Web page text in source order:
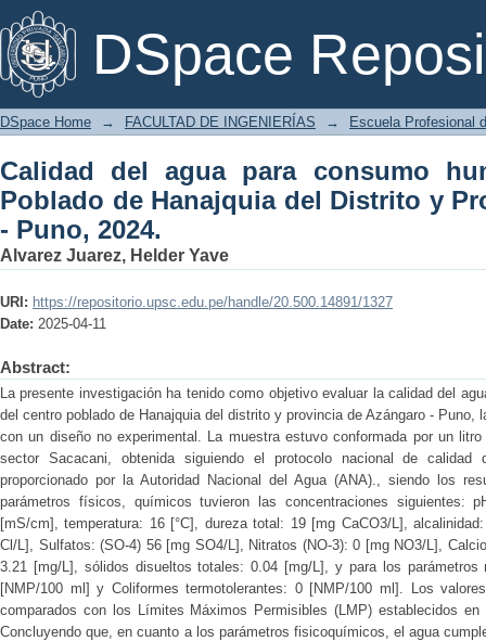
DSpace
Calidad del agua para consumo
Distrito y Provincia de Azángaro -
DSpace Home → FACULTAD DE INGENIERÍAS → Escuela Profesional
Calidad del agua para consumo
Poblado de Hanajquia del Distrito y
- Puno, 2024.
Alvarez Juarez, Helder Yave
URI: https://repositorio.upsc.edu.pe/handle/20.500.14891/1327
Date: 2025-04-11
Abstract:
La presente investigación ha tenido como objetivo evaluar la calidad del
del centro poblado de Hanajquia del distrito y provincia de Azángaro -
con un diseño no experimental. La muestra estuvo conformada por un
sector Sacacani, obtenida siguiendo el protocolo nacional de calidad
proporcionado por la Autoridad Nacional del Agua (ANA)., siendo los
parámetros físicos, químicos tuvieron las concentraciones siguientes:
[mS/cm], temperatura: 16 [°C], dureza total: 19 [mg CaCO3/L],
Cl/L], Sulfatos: (SO-4) 56 [mg SO4/L], Nitratos (NO-3): 0 [mg NO3/L],
3.21 [mg/L], sólidos disueltos totales: 0.04 [mg/L], y para los parámetros
[NMP/100 ml] y Coliformes termotolerantes: 0 [NMP/100 ml]. Los
comparados con los Límites Máximos Permisibles (LMP) establecidos en
Concluyendo que, en cuanto a los parámetros fisicoquímicos, el agua